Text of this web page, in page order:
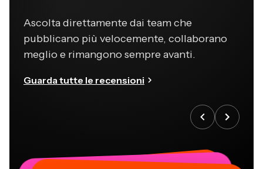
Ascolta direttamente dai team che
pubblicano più velocemente, collaborano
meglio e rimangono sempre avanti.
Guarda tutte le recensioni